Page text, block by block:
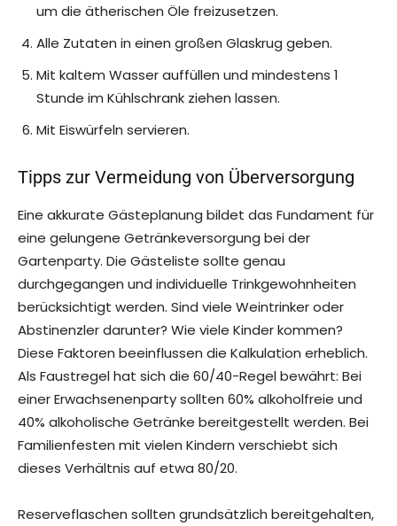
um die ätherischen Öle freizusetzen.
Alle Zutaten in einen großen Glaskrug geben.
Mit kaltem Wasser auffüllen und mindestens 1
Stunde im Kühlschrank ziehen lassen.
Mit Eiswürfeln servieren.
Tipps zur Vermeidung von Überversorgung
Eine akkurate Gästeplanung bildet das Fundament für
eine gelungene Getränkeversorgung bei der
Gartenparty. Die Gästeliste sollte genau
durchgegangen und individuelle Trinkgewohnheiten
berücksichtigt werden. Sind viele Weintrinker oder
Abstinenzler darunter? Wie viele Kinder kommen?
Diese Faktoren beeinflussen die Kalkulation erheblich.
Als Faustregel hat sich die 60/40-Regel bewährt: Bei
einer Erwachsenenparty sollten 60% alkoholfreie und
40% alkoholische Getränke bereitgestellt werden. Bei
Familienfesten mit vielen Kindern verschiebt sich
dieses Verhältnis auf etwa 80/20.
Reserveflaschen sollten grundsätzlich bereitgehalten,